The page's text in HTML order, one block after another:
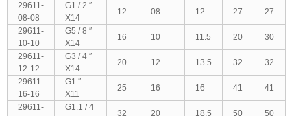
29611-
08-08
G1 / 2 ″
X14
12 08 12 27
27
29611-
10-10
G5 / 8 ″
X14
16 10 11.5 20
30
29611-
12-12
G3 / 4 ″
X14
20 12 13.5 32
32
29611-
16-16
G1 ″
X11
25 16 16 41
41
29611-
G1.1 / 4
32 20 18.5 50 50